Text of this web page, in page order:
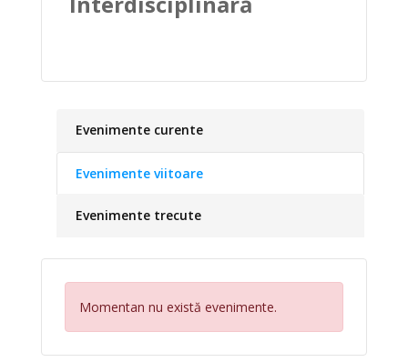
Evenimente curente
Evenimente viitoare
Evenimente trecute
Momentan nu există evenimente.